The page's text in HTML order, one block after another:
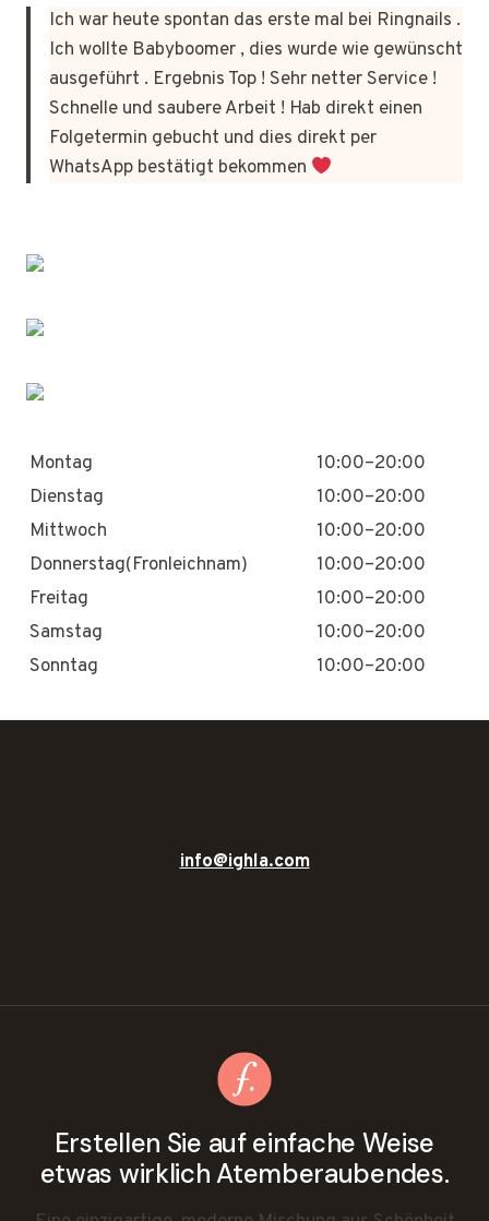
Ich war heute spontan das erste mal bei Ringnails .
Ich wollte Babyboomer , dies wurde wie gewünscht
ausgeführt . Ergebnis Top ! Sehr netter Service !
Schnelle und saubere Arbeit ! Hab direkt einen
Folgetermin gebucht und dies direkt per
WhatsApp bestätigt bekommen
Montag
10:00–20:00
Dienstag
10:00–20:00
Mittwoch
10:00–20:00
Donnerstag(Fronleichnam)
10:00–20:00
Freitag
10:00–20:00
Samstag
10:00–20:00
Sonntag
10:00–20:00
info@ighla.com
Erstellen Sie auf einfache Weise
etwas wirklich Atemberaubendes.